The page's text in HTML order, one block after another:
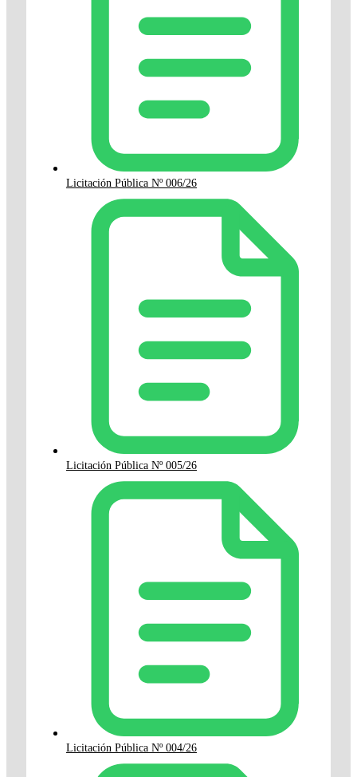
Licitación Pública Nº 006/26
Licitación Pública Nº 005/26
Licitación Pública Nº 004/26